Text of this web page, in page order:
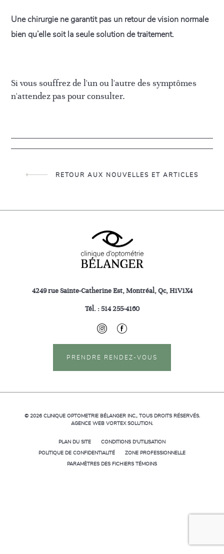
Une chirurgie ne garantit pas un retour de vision normale
bien qu’elle soit la seule solution de traitement.
Si vous souffrez de l'un ou l'autre des symptômes
n'attendez pas pour consulter.
RETOUR AUX NOUVELLES ET ARTICLES
4249 rue Sainte-Catherine Est, Montréal, Qc, H1V1X4
Tél. : 514 255-4160
PRENDRE RENDEZ-VOUS
© 2026 CLINIQUE OPTOMETRIE BÉLANGER INC,.TOUS DROITS RÉSERVÉS.
AGENCE WEB VORTEX SOLUTION.
PLAN DU SITE CONDITIONS D'UTILISATION
POLITIQUE DE CONFIDENTIALITÉ ZONE PROFESSIONNELLE
PARAMÈTRES DES FICHIERS TÉMOINS